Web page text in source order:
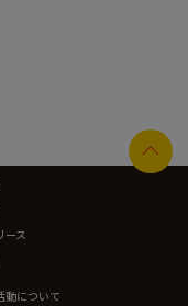
ース
動について